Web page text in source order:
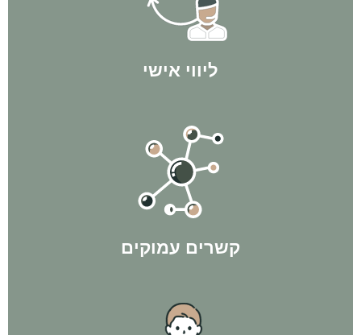
ליווי אישי
אנחנו איתך לאורך כל הדרך - מהשיחה והפגישה הראשונה, דרך
בניית התכנית העסקית, עד הרכישה וגם הרבה אחריה!
קשרים עמוקים
הקשרים שיצרנו במהלך השנים בהחלט הולכים להיות לטובתך
בתהליך ולהשיג לך תוצאות מקסימליות!